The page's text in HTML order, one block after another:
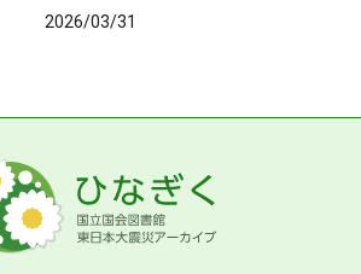
2026/03/31